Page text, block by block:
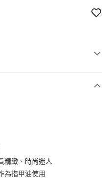
精緻、時尚迷人
為指甲油使用